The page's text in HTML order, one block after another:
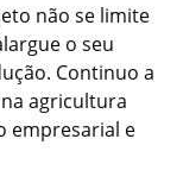
não se limite
o seu
Continuo a
agricultura
empresarial e